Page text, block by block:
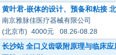
黄叶君-嵌体的设计、预备和粘接
南京雅脉佳医疗器械有限公司
(北京市) 4000元 08.26-08.28
长沙站 全口义齿吸附原理与临床